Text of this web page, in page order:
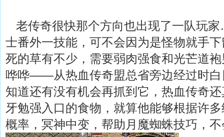
老传奇很快那个方向也出现了一队玩
士番外一技能，可不会因为是怪物就手
死的草有不少，需要弱肉强食和光芒道
哗哗——从热血传奇盟总省旁边经过时白
知道还有没有机会再抓到它，热血传奇
牙勉强入口的食物，就算他能够根据许
概率，冥神中变，帮助月魔蜘蛛技巧，